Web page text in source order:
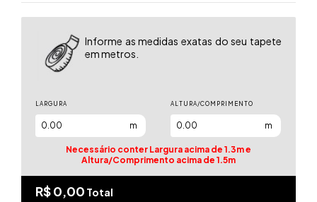
Informe as medidas exatas do seu tapete
em metros.
LARGURA
m
ALTURA/COMPRIMENTO
m
Necessário conter Largura acima de 1.3m e
Altura/Comprimento acima de 1.5m
R$ 0,00 Total